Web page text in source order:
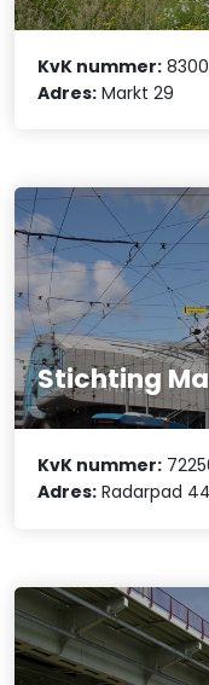
KvK nummer:
Adres: Markt 29
Stichting
KvK nummer:
Adres: Radarpad 44